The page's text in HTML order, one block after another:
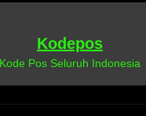
Kodepos
Kode Pos Seluruh Indonesia